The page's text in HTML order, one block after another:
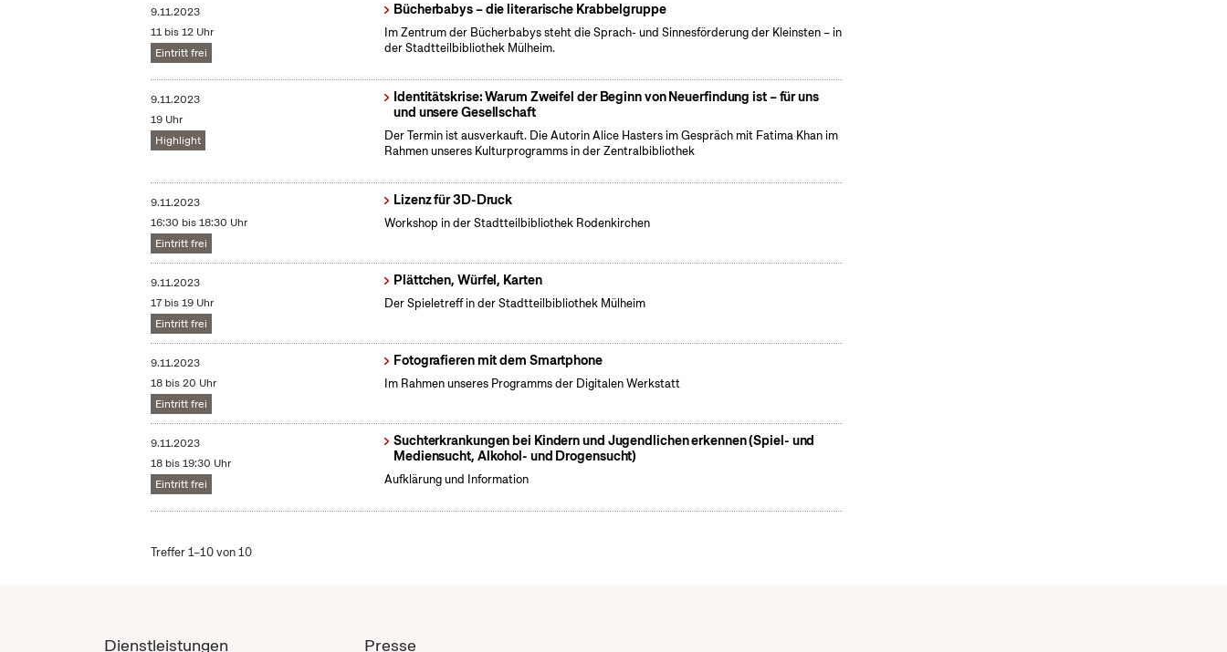
9.11.2023
11 bis 12 Uhr
Eintritt frei
Bücherbabys – die literarische Krabbelgruppe
Im Zentrum der Bücherbabys steht die Sprach- und Sinnesförderung der Kleinsten – in
der Stadtteilbibliothek Mülheim.
9.11.2023
19 Uhr
Highlight
Identitätskrise: Warum Zweifel der Beginn von Neuerfindung ist – für uns
und unsere Gesellschaft
Der Termin ist ausverkauft. Die Autorin Alice Hasters im Gespräch mit Fatima Khan im
Rahmen unseres Kulturprogramms in der Zentralbibliothek
9.11.2023
16:30 bis 18:30 Uhr
Eintritt frei
Lizenz für 3D-Druck
Workshop in der Stadtteilbibliothek Rodenkirchen
9.11.2023
17 bis 19 Uhr
Eintritt frei
Plättchen, Würfel, Karten
Der Spieletreff in der Stadtteilbibliothek Mülheim
9.11.2023
18 bis 20 Uhr
Eintritt frei
Fotografieren mit dem Smartphone
Im Rahmen unseres Programms der Digitalen Werkstatt
9.11.2023
18 bis 19:30 Uhr
Eintritt frei
Suchterkrankungen bei Kindern und Jugendlichen erkennen (Spiel- und
Mediensucht, Alkohol- und Drogensucht)
Aufklärung und Information
Treffer 1–10 von 10
Dienstleistungen Presse